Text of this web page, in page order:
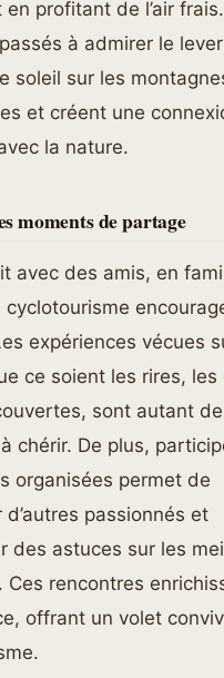
profitant de l’air
à admirer le
soleil sur les
et créent une
la nature.
moments de partage
avec des amis, en
cyclotourisme
expériences vécues
ce soient les rires, les
sont autant de
chérir. De plus,
organisées permet de
d’autres passionnés et
des astuces sur les
Ces rencontres
offrant un volet